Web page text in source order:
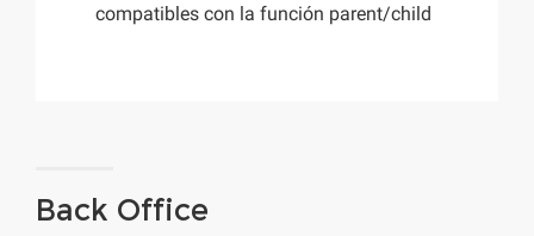
compatibles con la función parent/child
Back Office